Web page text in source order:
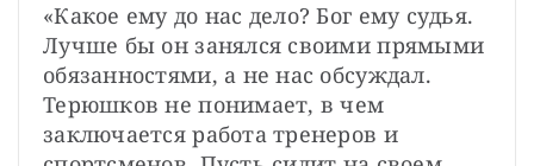
«Какое ему до нас дело? Бог ему судья.
Лучше бы он занялся своими прямыми
обязанностями, а не нас обсуждал.
Терюшков не понимает, в чем
заключается работа тренеров и